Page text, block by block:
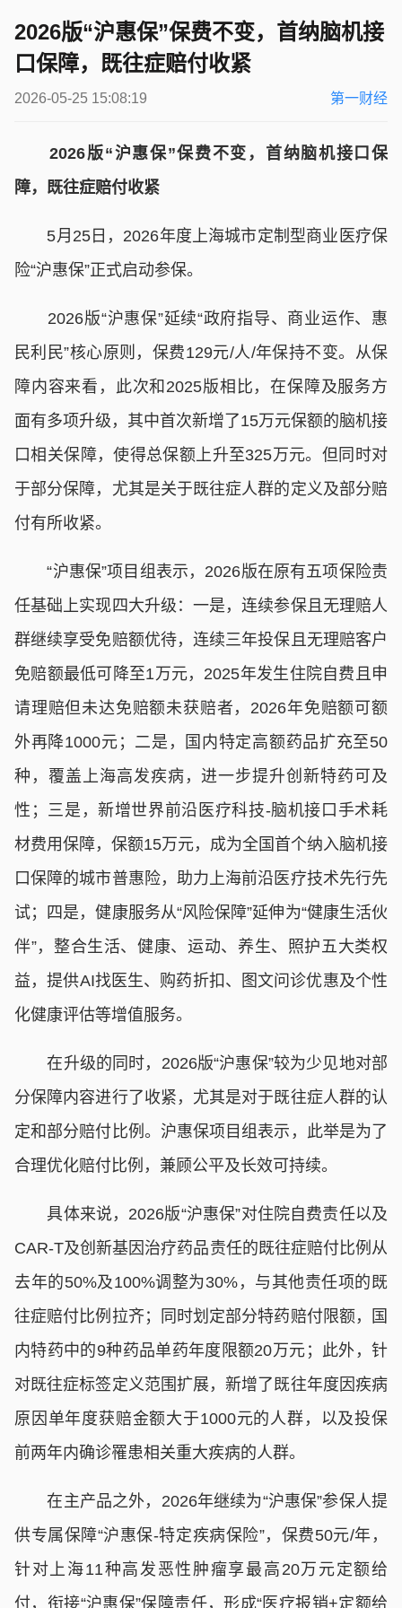
2026版“沪惠保”保费不变，首纳脑机接
口保障，既往症赔付收紧
2026-05-25 15:08:19 第一财经
2026版“沪惠保”保费不变，首纳脑机接口保
障，既往症赔付收紧
5月25日，2026年度上海城市定制型商业医疗保
险“沪惠保”正式启动参保。
2026版“沪惠保”延续“政府指导、商业运作、惠
民利民”核心原则，保费129元/人/年保持不变。从保
障内容来看，此次和2025版相比，在保障及服务方
面有多项升级，其中首次新增了15万元保额的脑机接
口相关保障，使得总保额上升至325万元。但同时对
于部分保障，尤其是关于既往症人群的定义及部分赔
付有所收紧。
“沪惠保”项目组表示，2026版在原有五项保险责
任基础上实现四大升级：一是，连续参保且无理赔人
群继续享受免赔额优待，连续三年投保且无理赔客户
免赔额最低可降至1万元，2025年发生住院自费且申
请理赔但未达免赔额未获赔者，2026年免赔额可额
外再降1000元；二是，国内特定高额药品扩充至50
种，覆盖上海高发疾病，进一步提升创新特药可及
性；三是，新增世界前沿医疗科技-脑机接口手术耗
材费用保障，保额15万元，成为全国首个纳入脑机接
口保障的城市普惠险，助力上海前沿医疗技术先行先
试；四是，健康服务从“风险保障”延伸为“健康生活伙
伴”，整合生活、健康、运动、养生、照护五大类权
益，提供AI找医生、购药折扣、图文问诊优惠及个性
化健康评估等增值服务。
在升级的同时，2026版“沪惠保”较为少见地对部
分保障内容进行了收紧，尤其是对于既往症人群的认
定和部分赔付比例。沪惠保项目组表示，此举是为了
合理优化赔付比例，兼顾公平及长效可持续。
具体来说，2026版“沪惠保”对住院自费责任以及
CAR-T及创新基因治疗药品责任的既往症赔付比例从
去年的50%及100%调整为30%，与其他责任项的既
往症赔付比例拉齐；同时划定部分特药赔付限额，国
内特药中的9种药品单药年度限额20万元；此外，针
对既往症标签定义范围扩展，新增了既往年度因疾病
原因单年度获赔金额大于1000元的人群，以及投保
前两年内确诊罹患相关重大疾病的人群。
在主产品之外，2026年继续为“沪惠保”参保人提
供专属保障“沪惠保-特定疾病保险”，保费50元/年，
针对上海11种高发恶性肿瘤享最高20万元定额给
付，衔接“沪惠保”保障责任，形成“医疗报销+定额给